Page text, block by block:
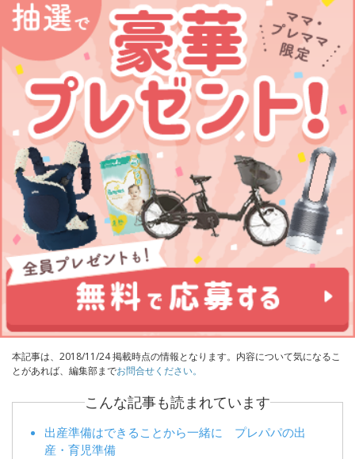
本記事は、2018/11/24 掲載時点の情報となります。内容について気になるこ
とがあれば、編集部までお問合せください。
こんな記事も読まれています
出産準備はできることから一緒に プレパパの出
産・育児準備